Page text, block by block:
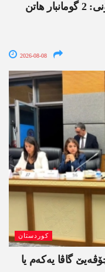
ل ئامەدێ ئۆپەراسیۆنا تاوانێن ئەلکترۆنی: 2 گومانبار ھاتن
2026-08-08
کوردستان
گاڤا یەکەم یا